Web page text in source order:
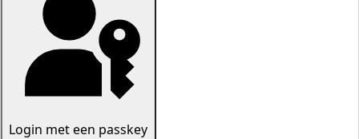
Login met een passkey